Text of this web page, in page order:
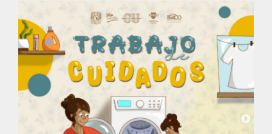
Actividades
La Boletina